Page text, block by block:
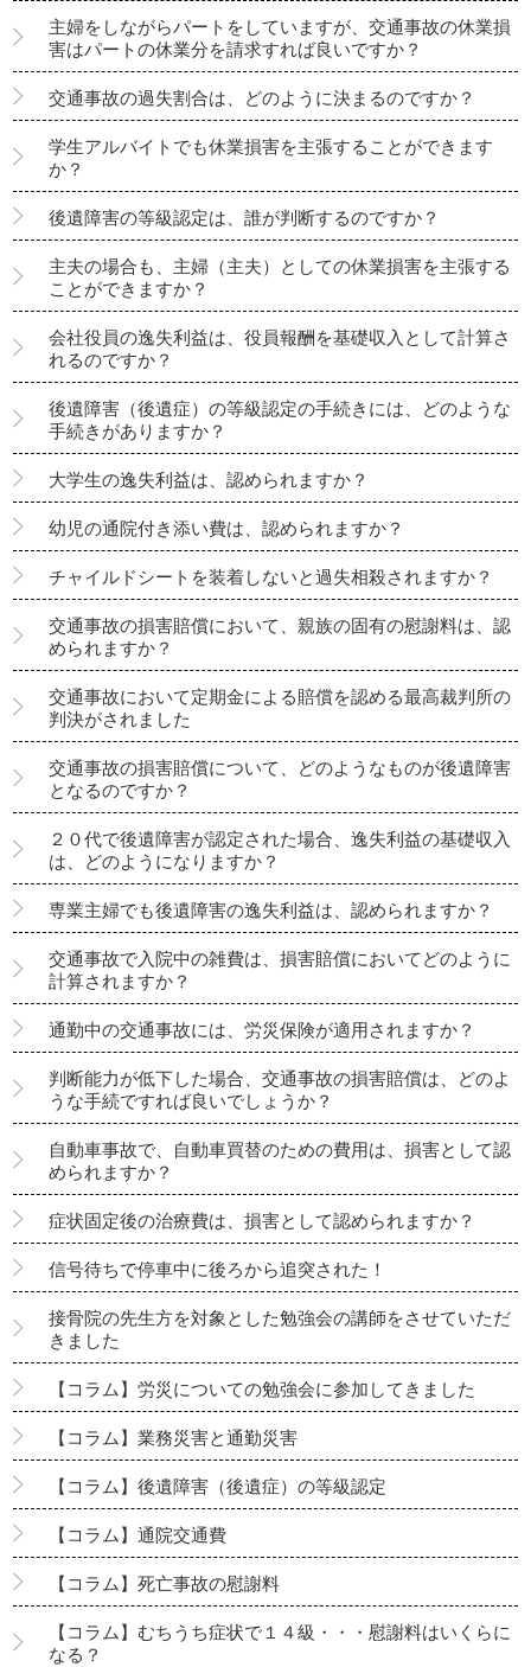
主婦をしながらパートをしていますが、交通事故の休業損
害はパートの休業分を請求すれば良いですか？
交通事故の過失割合は、どのように決まるのですか？
学生アルバイトでも休業損害を主張することができます
か？
後遺障害の等級認定は、誰が判断するのですか？
主夫の場合も、主婦（主夫）としての休業損害を主張する
ことができますか？
会社役員の逸失利益は、役員報酬を基礎収入として計算さ
れるのですか？
後遺障害（後遺症）の等級認定の手続きには、どのような
手続きがありますか？
大学生の逸失利益は、認められますか？
幼児の通院付き添い費は、認められますか？
チャイルドシートを装着しないと過失相殺されますか？
交通事故の損害賠償において、親族の固有の慰謝料は、認
められますか？
交通事故において定期金による賠償を認める最高裁判所の
判決がされました
交通事故の損害賠償について、どのようなものが後遺障害
となるのですか？
２０代で後遺障害が認定された場合、逸失利益の基礎収入
は、どのようになりますか？
専業主婦でも後遺障害の逸失利益は、認められますか？
交通事故で入院中の雑費は、損害賠償においてどのように
計算されますか？
通勤中の交通事故には、労災保険が適用されますか？
判断能力が低下した場合、交通事故の損害賠償は、どのよ
うな手続ですれば良いでしょうか？
自動車事故で、自動車買替のための費用は、損害として認
められますか？
症状固定後の治療費は、損害として認められますか？
信号待ちで停車中に後ろから追突された！
接骨院の先生方を対象とした勉強会の講師をさせていただ
きました
【コラム】労災についての勉強会に参加してきました
【コラム】業務災害と通勤災害
【コラム】後遺障害（後遺症）の等級認定
【コラム】通院交通費
【コラム】死亡事故の慰謝料
【コラム】むちうち症状で１４級・・・慰謝料はいくらに
なる？